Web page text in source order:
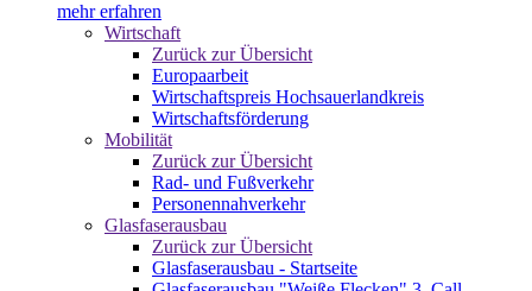
mehr erfahren
Wirtschaft
Zurück zur Übersicht
Europaarbeit
Wirtschaftspreis Hochsauerlandkreis
Wirtschaftsförderung
Mobilität
Zurück zur Übersicht
Rad- und Fußverkehr
Personennahverkehr
Glasfaserausbau
Zurück zur Übersicht
Glasfaserausbau - Startseite